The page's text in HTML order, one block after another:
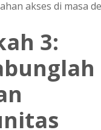
akses di masa
3: